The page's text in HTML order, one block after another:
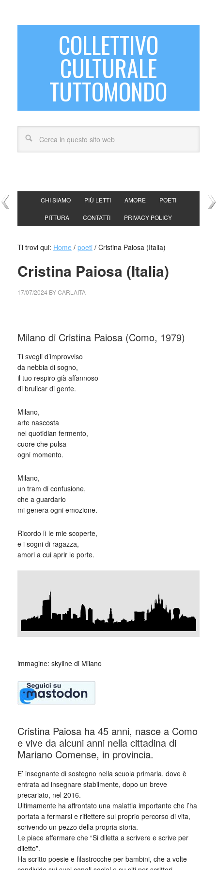
COLLETTIVO
CULTURALE
TUTTOMONDO
CHI SIAMO PIÙ LETTI AMORE POETI
PITTURA CONTATTI PRIVACY POLICY
Ti trovi qui: Home / poeti /Cristina Paiosa (Italia)
Cristina Paiosa (Italia)
17/07/2024 BYCARLAITA
Milano di Cristina Paiosa (Como, 1979)
Ti svegli d’improvviso
da nebbia di sogno,
il tuo respiro già affannoso
di brulicar di gente.
Milano,
arte nascosta
nel quotidian fermento,
cuore che pulsa
ogni momento.
Milano,
un tram di confusione,
che a guardarlo
mi genera ogni emozione.
Ricordo lì le mie scoperte,
e i sogni di ragazza,
amori a cui aprir le porte.
immagine: skyline di Milano
Cristina Paiosa ha 45 anni, nasce a Como
e vive da alcuni anni nella cittadina di
Mariano Comense, in provincia.
E’ insegnante di sostegno nella scuola primaria, dove è
entrata ad insegnare stabilmente, dopo un breve
precariato, nel 2016.
Ultimamente ha affrontato una malattia importante che l’ha
portata a fermarsi e riflettere sul proprio percorso di vita,
scrivendo un pezzo della propria storia.
Le piace affermare che “Si diletta a scrivere e scrive per
diletto”.
Ha scritto poesie e filastrocche per bambini, che a volte